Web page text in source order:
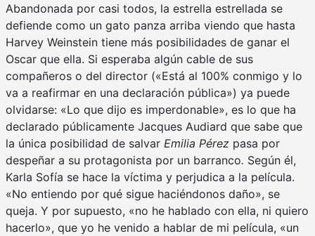
Abandonada por casi todos, la estrella estrellada se
defiende como un gato panza arriba viendo que hasta
Harvey Weinstein tiene más posibilidades de ganar el
Oscar que ella. Si esperaba algún cable de sus
compañeros o del director («Está al 100% conmigo y lo
va a reafirmar en una declaración pública») ya puede
olvidarse: «Lo que dijo es imperdonable», es lo que ha
declarado públicamente Jacques Audiard que sabe que
la única posibilidad de salvar Emilia Pérez pasa por
despeñar a su protagonista por un barranco. Según él,
Karla Sofía se hace la víctima y perjudica a la película.
«No entiendo por qué sigue haciéndonos daño», se
queja. Y por supuesto, «no he hablado con ella, ni quiero
hacerlo», que yo he venido a hablar de mi película, «un